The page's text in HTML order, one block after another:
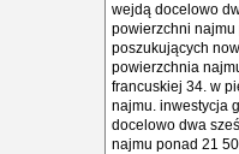
wejdą docelowo
powierzchni najmu
poszukujących
powierzchnia
francuskiej 34. w
najmu. inwestycja
docelowo dwa
najmu ponad 21